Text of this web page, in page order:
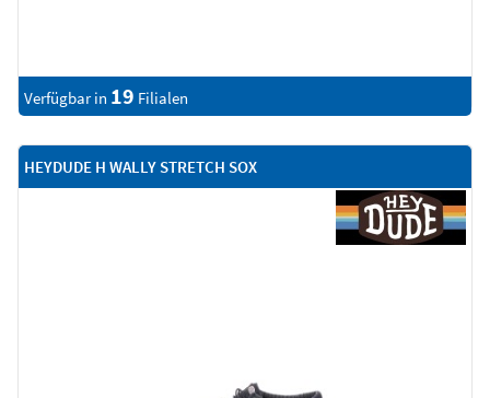
Verfügbar in 19 Filialen
HEYDUDE H WALLY STRETCH SOX